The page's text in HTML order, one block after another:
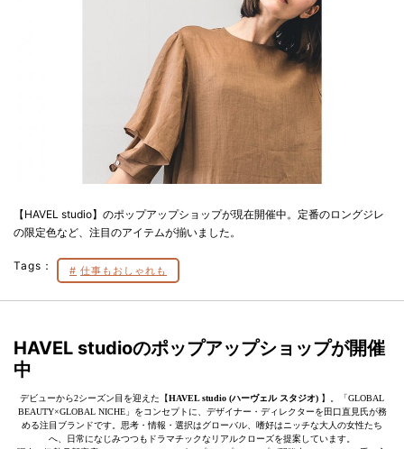
【HAVEL studio】のポップアップショップが現在開催中。定番のロングジレ
の限定色など、注目のアイテムが揃いました。
Tags： 仕事もおしゃれも
HAVEL studioのポップアップショップが開催
中
デビューから2シーズン目を迎えた【HAVEL studio (ハーヴェル スタジオ)】。「GLOBAL
BEAUTY×GLOBAL NICHE」をコンセプトに、デザイナー・ディレクターを田口直見氏が務
める注目ブランドです。思考・情報・選択はグローバル、嗜好はニッチな大人の女性たち
へ、日常になじみつつもドラマチックなリアルクローズを提案しています。